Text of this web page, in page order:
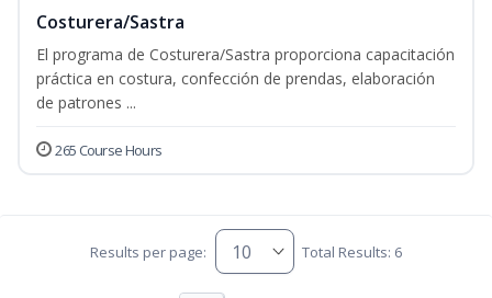
Costurera/Sastra
El programa de Costurera/Sastra proporciona capacitación
práctica en costura, confección de prendas, elaboración
de patrones ...
265 Course Hours
Results per page: Total Results: 6